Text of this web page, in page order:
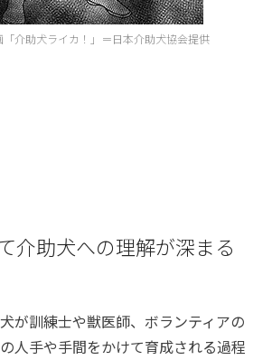
介助犬ライカ！」＝日本介助犬協会提供
介助犬への理解が深まる
が訓練士や獣医師、ボランティアの
人手や手間をかけて育成される過程